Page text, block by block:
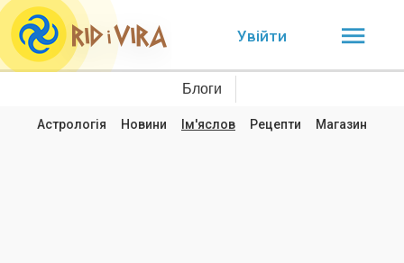
Увійти
Блоги
Астрологія Новини Ім'яслов Рецепти Магазин